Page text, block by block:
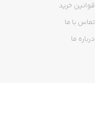
قوانین خرید
تماس با ما
درباره ما